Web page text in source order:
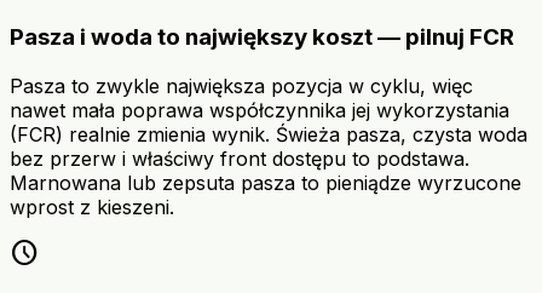
Pasza i woda to największy koszt — pilnuj FCR
Pasza to zwykle największa pozycja w cyklu, więc
nawet mała poprawa współczynnika jej wykorzystania
(FCR) realnie zmienia wynik. Świeża pasza, czysta woda
bez przerw i właściwy front dostępu to podstawa.
Marnowana lub zepsuta pasza to pieniądze wyrzucone
wprost z kieszeni.
schedule